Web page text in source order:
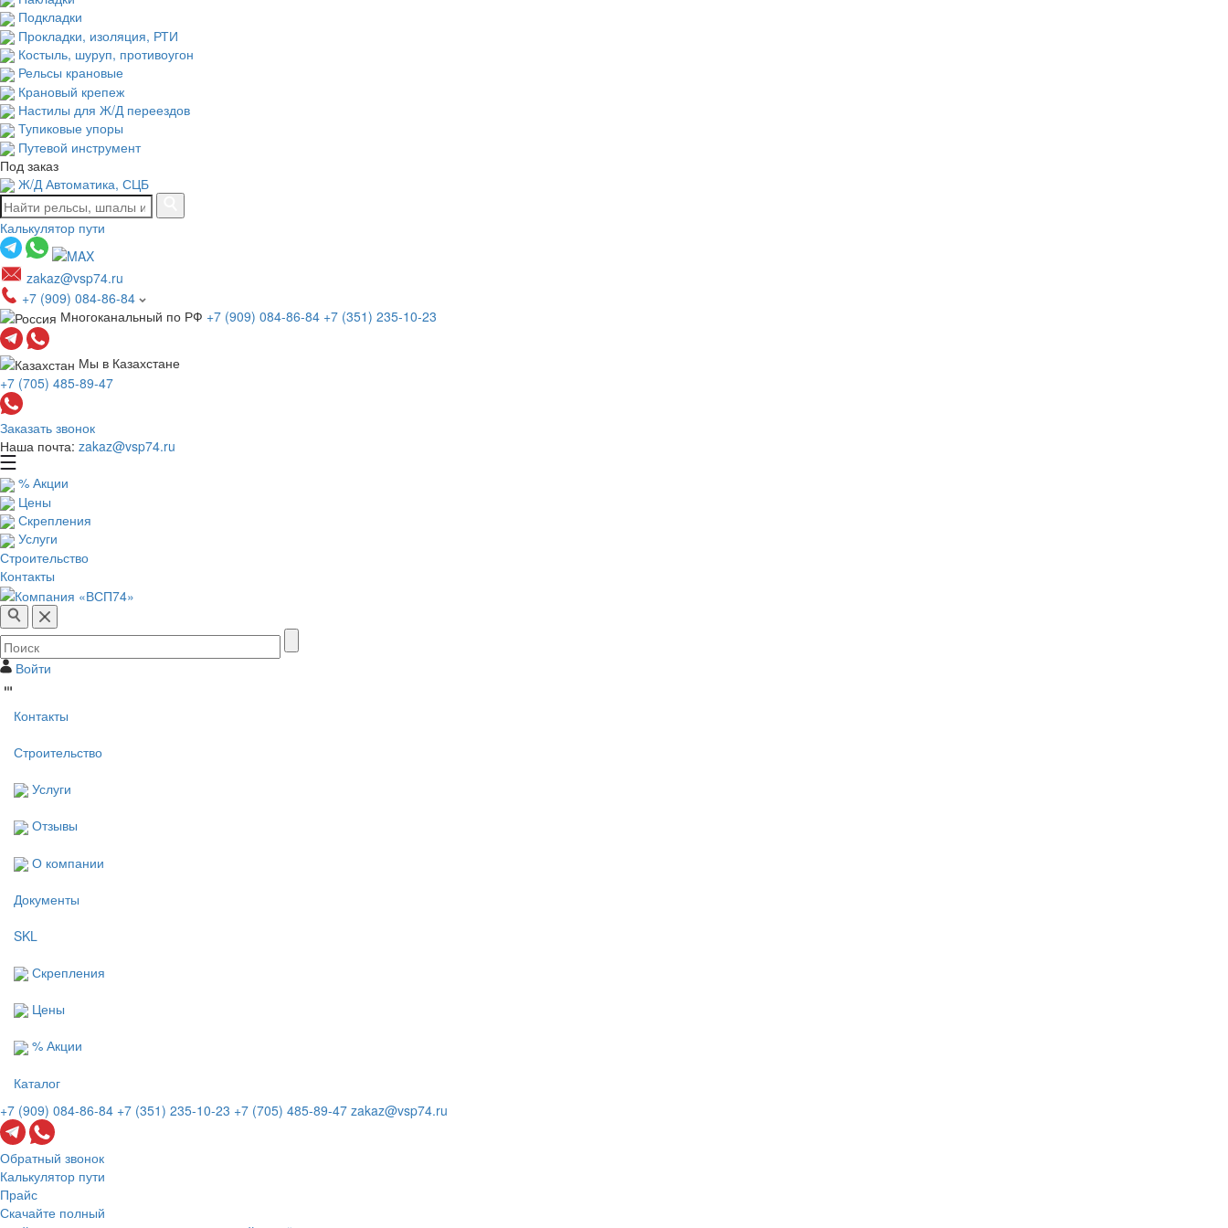
Подкладки
Прокладки, изоляция, РТИ
Костыль, шуруп, противоугон
Рельсы крановые
Крановый крепеж
Настилы для Ж/Д переездов
Тупиковые упоры
Путевой инструмент
Под заказ
Ж/Д Автоматика, СЦБ
Калькулятор пути
zakaz@vsp74.ru
+7 (909) 084-86-84
Многоканальный по РФ +7 (909) 084-86-84 +7 (351) 235-10-23
Мы в Казахстане
+7 (705) 485-89-47
Заказать звонок
Наша почта: zakaz@vsp74.ru
% Акции
Цены
Скрепления
Услуги
Строительство
Контакты
Войти
Контакты
Строительство
Услуги
Отзывы
О компании
Документы
SKL
Скрепления
Цены
% Акции
Каталог
+7 (909) 084-86-84 +7 (351) 235-10-23 +7 (705) 485-89-47 zakaz@vsp74.ru
Обратный звонок
Калькулятор пути
Прайс
Скачайте полный